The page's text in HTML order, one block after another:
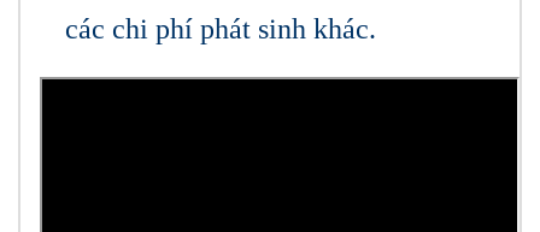
các chi phí phát sinh khác.